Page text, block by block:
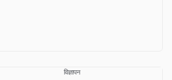
विज्ञापन